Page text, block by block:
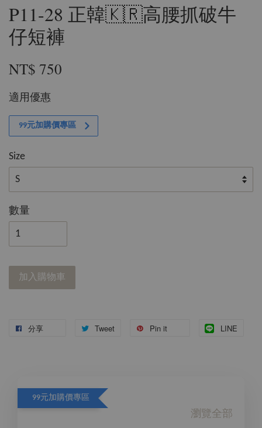
P11-28 正韓🇰🇷高腰抓破牛
仔短褲
NT$ 750
適用優惠
99元加購價專區
Size
數量
加入購物車
分享 Tweet Pin it LINE
99元加購價專區
瀏覽全部